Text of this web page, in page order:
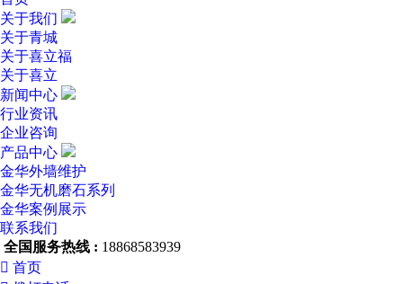
关于我们
关于青城
关于喜立福
关于喜立
新闻中心
行业资讯
企业咨询
产品中心
金华外墙维护
金华无机磨石系列
金华案例展示
联系我们
全国服务热线 : 18868583939
 首页